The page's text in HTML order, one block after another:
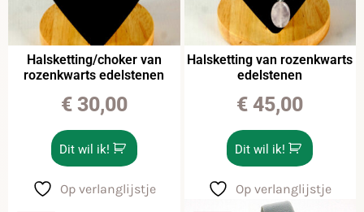
Halsketting/choker van
rozenkwarts edelstenen
€30,00
Dit wil ik!
Op verlanglijstje
Halsketting van rozenkwarts
edelstenen
€ 45,00
Dit wil ik!
Op verlanglijstje